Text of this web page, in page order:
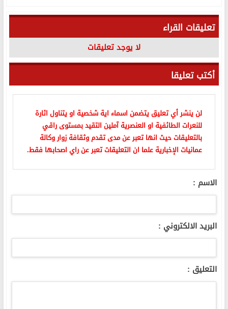
تعليقات القراء
لا يوجد تعليقات
أكتب تعليقا
لن ينشر أي تعليق يتضمن اسماء اية شخصية او يتناول اثارة
للنعرات الطائفية او العنصرية آملين التقيد بمستوى راقي
بالتعليقات حيث انها تعبر عن مدى تقدم وثقافة زوار وكالة
عمانيات الإخبارية علما ان التعليقات تعبر عن راي اصحابها فقط.
الاسم :
البريد الالكتروني :
التعليق :